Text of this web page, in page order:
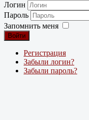
Логин
Пароль
Запомнить меня
Войти
Регистрация
Забыли логин?
Забыли пароль?